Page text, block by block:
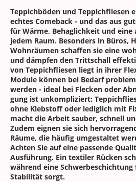
Teppichböden und Teppichfliesen
echtes Comeback - und das aus
für Wärme, Behaglichkeit und
jedem Raum. Besonders in Büros,
Wohnräumen schaffen sie eine
und dämpfen den Trittschall
von Teppichfliesen liegt in ihrer
Module können bei Bedarf
werden - ideal bei Flecken oder
gung ist unkompliziert:
ohne Klebstoff oder lediglich mit
macht die Arbeit sauber, schnell
Zudem eignen sie sich
Räume, die häufig umgestaltet
Achten Sie auf eine passende
Ausführung. Ein textiler Rücken
während eine Schwerbeschichtung
Stabilität sorgt.